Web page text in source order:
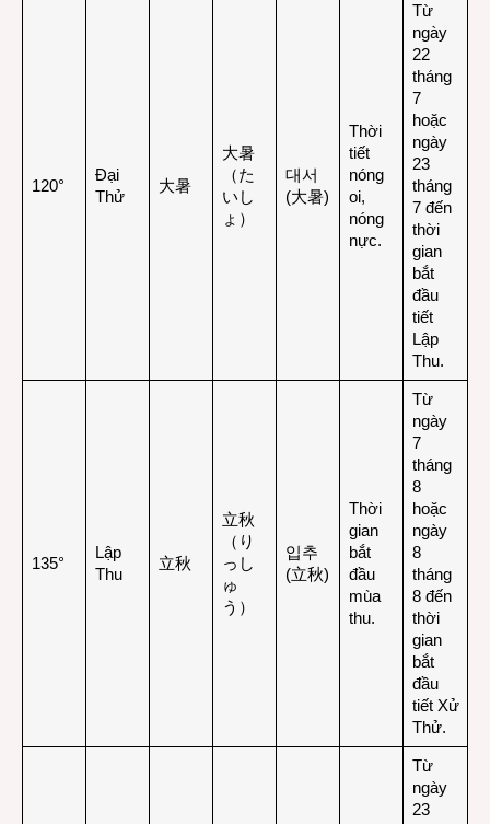
120°
Đại
Thử
大暑
大暑
（た
いし
ょ）
대서
(大暑)
Thời
tiết
nóng
oi,
nóng
nực.
Từ
ngày
22
tháng
7
hoặc
ngày
23
tháng
7 đến
thời
gian
bắt
đầu
tiết
Lập
Thu.
135°
Lập
Thu
立秋
立秋
（り
っし
ゅ
う）
입추
(立秋)
Thời
gian
bắt
đầu
mùa
thu.
Từ
ngày
7
tháng
8
hoặc
ngày
8
tháng
8 đến
thời
gian
bắt
đầu
tiết Xử
Thử.
Từ
ngày
23